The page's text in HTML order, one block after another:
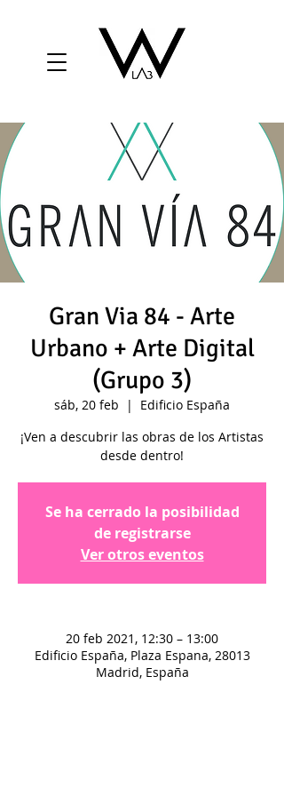
Gran Via 84 - Arte
Urbano + Arte Digital
(Grupo 3)
sáb, 20 feb
  |
Edificio España
¡Ven a descubrir las obras de los Artistas
desde dentro!
Se ha cerrado la posibilidad
de registrarse
Ver otros eventos
20 feb 2021, 12:30 – 13:00
Edificio España, Plaza Espana, 28013
Madrid, España